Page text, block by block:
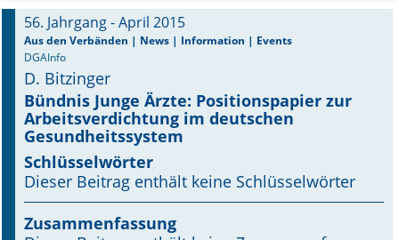
Suche
Aktuelle Ausgabe
Leitlinien
Archiv
Supplements
Supplements OrphanAnesthesia
56. Jahrgang - April 2015
Aus den Verbänden | News | Information | Events
DGAInfo
D. Bitzinger
Bündnis Junge Ärzte: Positionspapier zur
Arbeitsverdichtung im deutschen
Gesundheitssystem
Schlüsselwörter
Dieser Beitrag enthält keine Schlüsselwörter
Zusammenfassung